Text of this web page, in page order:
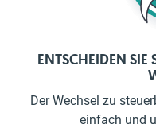
ENTSCHEIDEN SIE
Der Wechsel zu
einfach und